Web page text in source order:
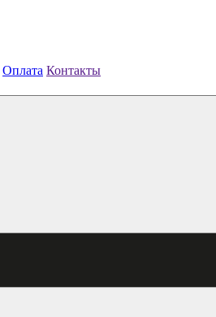
Оплата Контакты